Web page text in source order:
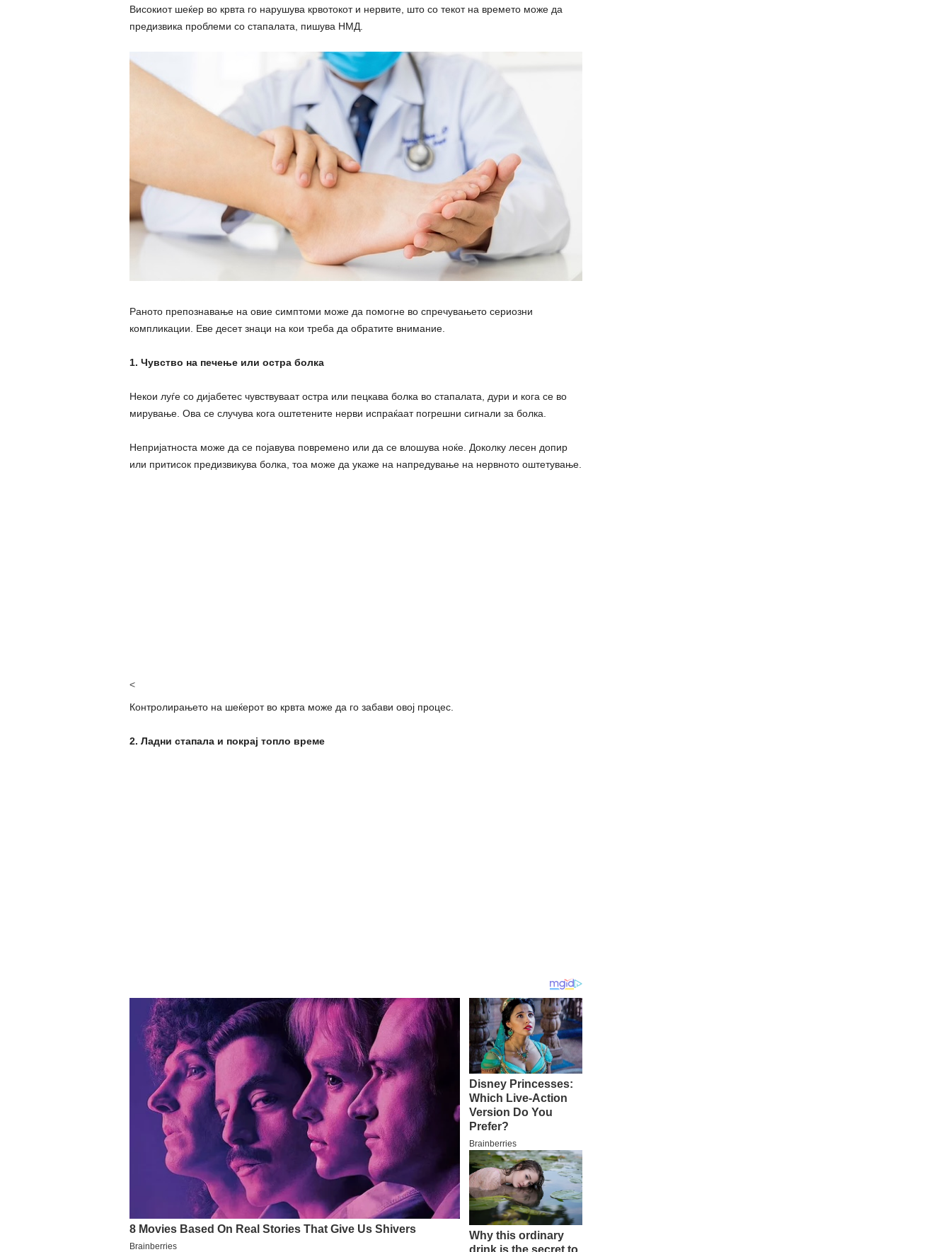
Високиот шеќер во крвта го нарушува крвотокот и нервите, што со текот на времето може да
предизвика проблеми со стапалата, пишува НМД.
Раното препознавање на овие симптоми може да помогне во спречувањето сериозни
компликации. Еве десет знаци на кои треба да обратите внимание.
1. Чувство на печење или остра болка
Некои луѓе со дијабетес чувствуваат остра или пецкава болка во стапалата, дури и кога се во
мирување. Ова се случува кога оштетените нерви испраќаат погрешни сигнали за болка.
Непријатноста може да се појавува повремено или да се влошува ноќе. Доколку лесен допир
или притисок предизвикува болка, тоа може да укаже на напредување на нервното оштетување.
<
Контролирањето на шеќерот во крвта може да го забави овој процес.
2. Ладни стапала и покрај топло време